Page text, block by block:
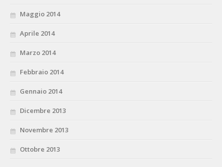
Maggio 2014
Aprile 2014
Marzo 2014
Febbraio 2014
Gennaio 2014
Dicembre 2013
Novembre 2013
Ottobre 2013